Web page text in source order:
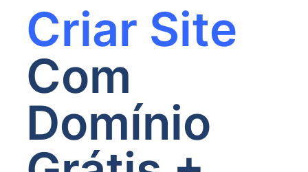
Criar Site
Com
Domínio